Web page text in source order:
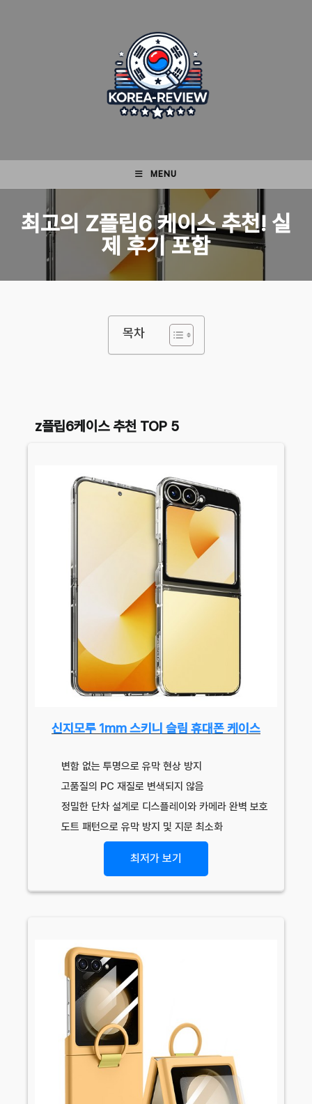
MENU
최고의 Z플립6 케이스 추천! 실
제 후기 포함
목차
z플립6케이스 추천 TOP 5
신지모루 1mm 스키니 슬림 휴대폰 케이스
변함 없는 투명으로 유막 현상 방지
고품질의 PC 재질로 변색되지 않음
정밀한 단차 설계로 디스플레이와 카메라 완벽 보호
도트 패턴으로 유막 방지 및 지문 최소화
최저가 보기